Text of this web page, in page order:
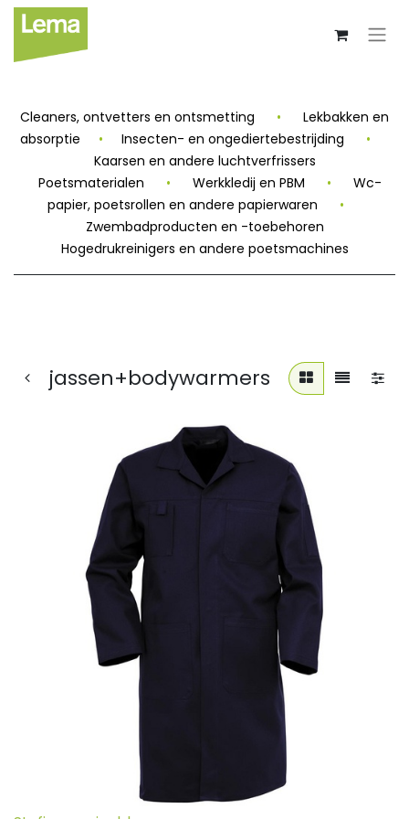
Cleaners, ontvetters en ontsmetting •
Lekbakken en
absorptie
• Insecten- en ongediertebestrijding
•
Kaarsen en andere luchtverfrissers
Poetsmaterialen
• Werkkledij en PBM •
Wc-
papier, poetsrollen en andere papierwaren
•
Zwembadproducten en -toebehoren
Hogedrukreinigers en andere poetsmachines
jassen+bodywarmers